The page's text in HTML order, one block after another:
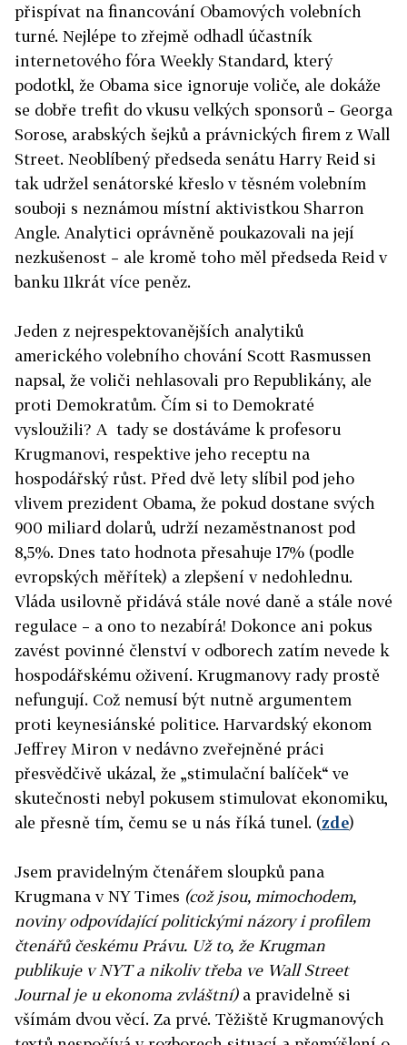
přispívat na financování Obamových volebních
turné. Nejlépe to zřejmě odhadl účastník
internetového fóra Weekly Standard, který
podotkl, že Obama sice ignoruje voliče, ale dokáže
se dobře trefit do vkusu velkých sponsorů – Georga
Sorose, arabských šejků a právnických firem z Wall
Street. Neoblíbený předseda senátu Harry Reid si
tak udržel senátorské křeslo v těsném volebním
souboji s neznámou místní aktivistkou Sharron
Angle. Analytici oprávněně poukazovali na její
nezkušenost – ale kromě toho měl předseda Reid v
banku 11krát více peněz.
Jeden z nejrespektovanějších analytiků
amerického volebního chování Scott Rasmussen
napsal, že voliči nehlasovali pro Republikány, ale
proti Demokratům. Čím si to Demokraté
vysloužili? A tady se dostáváme k profesoru
Krugmanovi, respektive jeho receptu na
hospodářský růst. Před dvě lety slíbil pod jeho
vlivem prezident Obama, že pokud dostane svých
900 miliard dolarů, udrží nezaměstnanost pod
8,5%. Dnes tato hodnota přesahuje 17% (podle
evropských měřítek) a zlepšení v nedohlednu.
Vláda usilovně přidává stále nové daně a stále nové
regulace – a ono to nezabírá! Dokonce ani pokus
zavést povinné členství v odborech zatím nevede k
hospodářskému oživení. Krugmanovy rady prostě
nefungují. Což nemusí být nutně argumentem
proti keynesiánské politice. Harvardský ekonom
Jeffrey Miron v nedávno zveřejněné práci
přesvědčivě ukázal, že „stimulační balíček“ ve
skutečnosti nebyl pokusem stimulovat ekonomiku,
ale přesně tím, čemu se u nás říká tunel. (zde)
Jsem pravidelným čtenářem sloupků pana
Krugmana v NY Times (což jsou, mimochodem,
noviny odpovídající politickými názory i profilem
čtenářů českému Právu. Už to, že Krugman
publikuje v NYT a nikoliv třeba ve Wall Street
Journal je u ekonoma zvláštní)a pravidelně si
všímám dvou věcí. Za prvé. Těžiště Krugmanových